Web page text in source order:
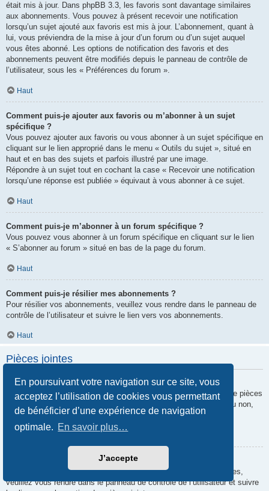
En poursuivant votre navigation sur ce site, vous
acceptez l’utilisation de cookies vous permettant
de bénéficier d’une expérience de navigation
optimale. En savoir plus…
J’accepte
était mis à jour. Dans phpBB 3.3, les favoris sont davantage similaires
aux abonnements. Vous pouvez à présent recevoir une notification
lorsqu’un sujet ajouté aux favoris est mis à jour. L’abonnement, quant à
lui, vous préviendra de la mise à jour d’un forum ou d’un sujet auquel
vous êtes abonné. Les options de notification des favoris et des
abonnements peuvent être modifiés depuis le panneau de contrôle de
l’utilisateur, sous les « Préférences du forum ».
Haut
Comment puis-je ajouter aux favoris ou m’abonner à un sujet
spécifique ?
Vous pouvez ajouter aux favoris ou vous abonner à un sujet spécifique en
cliquant sur le lien approprié dans le menu « Outils du sujet », situé en
haut et en bas des sujets et parfois illustré par une image.
Répondre à un sujet tout en cochant la case « Recevoir une notification
lorsqu’une réponse est publiée » équivaut à vous abonner à ce sujet.
Haut
Comment puis-je m’abonner à un forum spécifique ?
Vous pouvez vous abonner à un forum spécifique en cliquant sur le lien
« S’abonner au forum » situé en bas de la page du forum.
Haut
Comment puis-je résilier mes abonnements ?
Pour résilier vos abonnements, veuillez vous rendre dans le panneau de
contrôle de l’utilisateur et suivre le lien vers vos abonnements.
Haut
Pièces jointes
Quelles pièces jointes sont autorisées sur ce forum ?
Chaque administrateur peut autoriser ou interdire certains types de pièces
jointes. Si vous n’êtes pas certain de savoir ce qui est autorisé ou non,
nous vous invitons à contacter un administrateur du forum.
Comment puis-je retrouver toutes mes pièces jointes ?
Pour retrouver la liste des pièces jointes que vous avez transférées,
veuillez vous rendre dans le panneau de contrôle de l’utilisateur et suivre